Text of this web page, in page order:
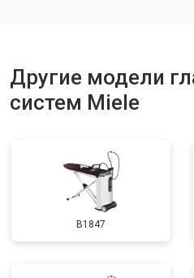
Другие модели
систем Miele
B1847